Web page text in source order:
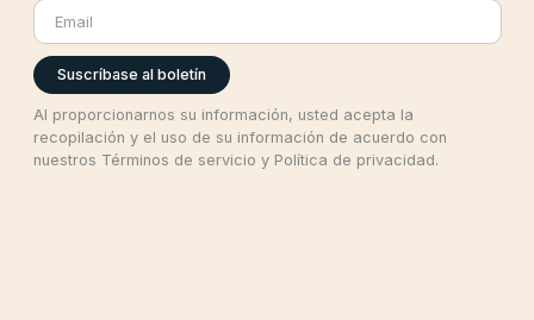
Al proporcionarnos su información, usted acepta la
recopilación y el uso de su información de acuerdo con
nuestros Términos de servicio y Política de privacidad.